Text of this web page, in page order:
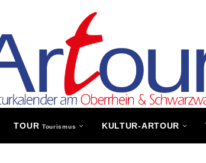
TOUR Tourismus KULTUR-ARTOUR